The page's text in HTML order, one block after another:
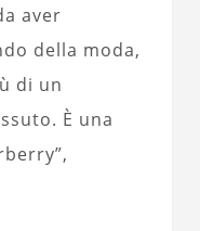
aver
della moda,
di un
È una